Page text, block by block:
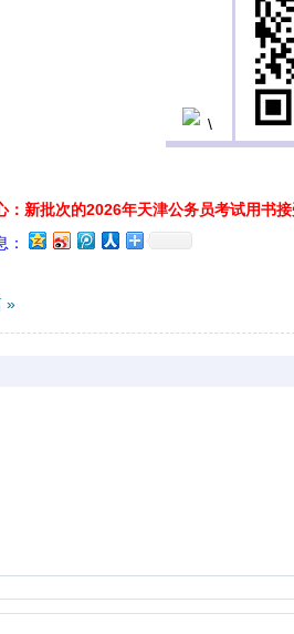
：新批次的2026年天津公务员考试用书
：
»